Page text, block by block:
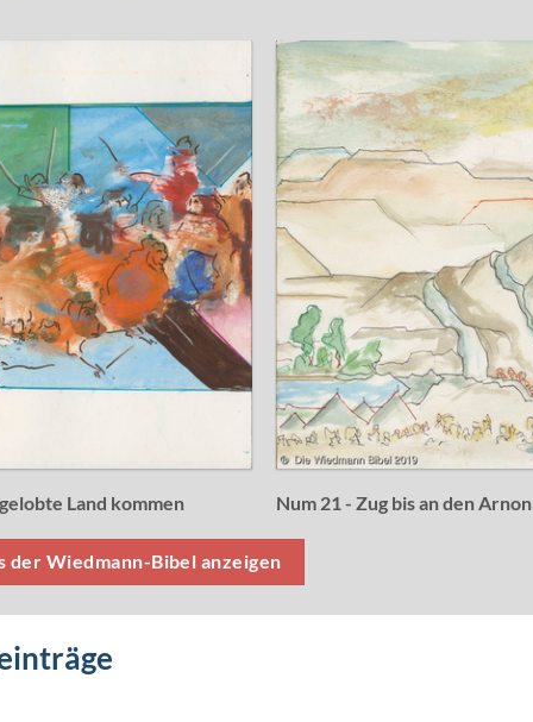
Land kommen Num 21 - Zug bis an den Arnon
der Wiedmann-Bibel anzeigen